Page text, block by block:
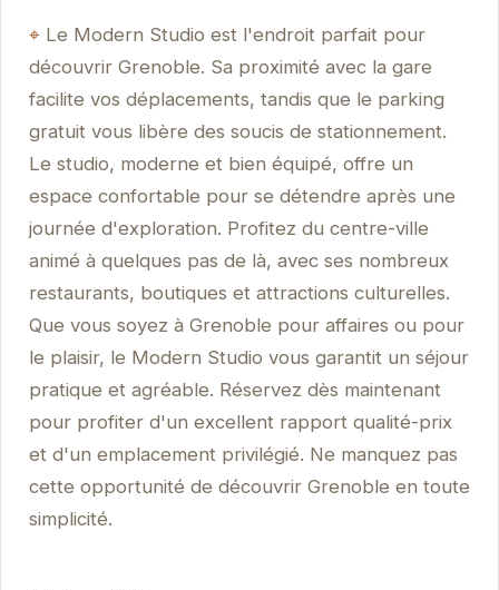
Le Modern Studio est l'endroit parfait pour
découvrir Grenoble. Sa proximité avec la gare
facilite vos déplacements, tandis que le parking
gratuit vous libère des soucis de stationnement.
Le studio, moderne et bien équipé, offre un
espace confortable pour se détendre après une
journée d'exploration. Profitez du centre-ville
animé à quelques pas de là, avec ses nombreux
restaurants, boutiques et attractions culturelles.
Que vous soyez à Grenoble pour affaires ou pour
le plaisir, le Modern Studio vous garantit un séjour
pratique et agréable. Réservez dès maintenant
pour profiter d'un excellent rapport qualité-prix
et d'un emplacement privilégié. Ne manquez pas
cette opportunité de découvrir Grenoble en toute
simplicité.